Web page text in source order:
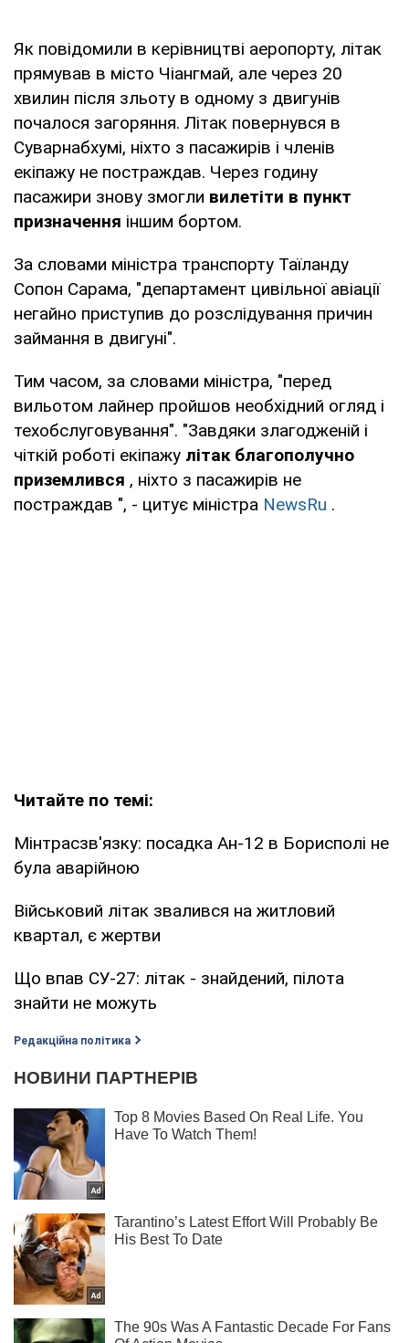
Як повідомили в керівництві аеропорту, літак
прямував в місто Чіангмай, але через 20
хвилин після зльоту в одному з двигунів
почалося загоряння. Літак повернувся в
Суварнабхумі, ніхто з пасажирів і членів
екіпажу не постраждав. Через годину
пасажири знову змогли вилетіти в пункт
призначення іншим бортом.
За словами міністра транспорту Таїланду
Сопон Сарама, "департамент цивільної авіації
негайно приступив до розслідування причин
займання в двигуні".
Тим часом, за словами міністра, "перед
вильотом лайнер пройшов необхідний огляд і
техобслуговування". "Завдяки злагодженій і
чіткій роботі екіпажу літак благополучно
приземлився , ніхто з пасажирів не
постраждав ", - цитує міністра NewsRu .
Читайте по темі:
Мінтрасзв'язку: посадка Ан-12 в Борисполі не
була аварійною
Військовий літак звалився на житловий
квартал, є жертви
Що впав СУ-27: літак - знайдений, пілота
знайти не можуть
Редакційна політика